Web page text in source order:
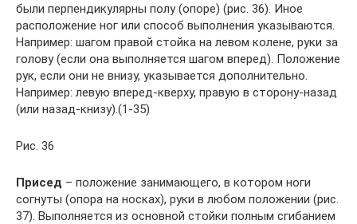
были перпендикулярны полу (опоре) (рис. 36). Иное
расположение ног или способ выполнения указываются.
Например: шагом правой стойка на левом колене, руки за
голову (если она выполняется шагом вперед). Положение
рук, если они не внизу, указывается дополнительно.
Например: левую вперед-кверху, правую в сторону-назад
(или назад-книзу).(1-35)
Рис. 36
Присед – положение занимающего, в котором ноги
согнуты (опора на носках), руки в любом положении (рис.
37). Выполняется из основной стойки полным сгибанием